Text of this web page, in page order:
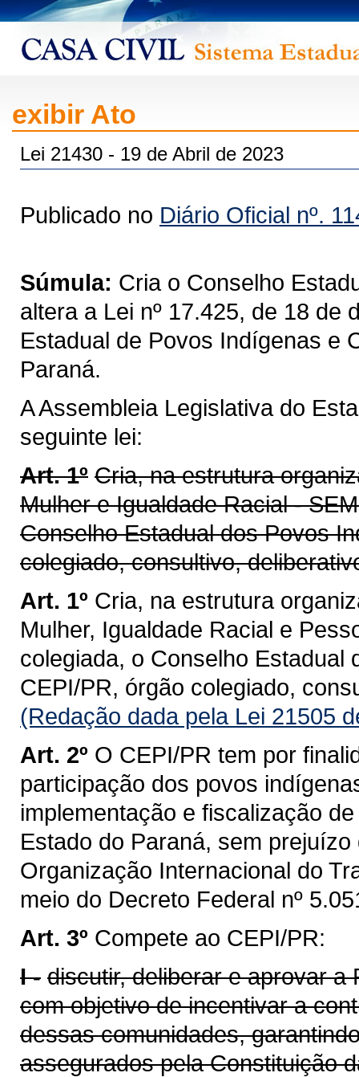
exibir Ato
Lei 21430 - 19 de Abril de 2023
Publicado no Diário Oficial nº.
Súmula: Cria o Conselho
altera a Lei nº 17.425, de 18 de
Estadual de Povos Indígenas e
Paraná.
A Assembleia Legislativa do
seguinte lei:
Art. 1º Cria, na estrutura
Mulher e Igualdade Racial -
Conselho Estadual dos Povos
colegiado, consultivo,
Art. 1º Cria, na estrutura
Mulher, Igualdade Racial e
colegiada, o Conselho
CEPI/PR, órgão colegiado,
(Redação dada pela Lei 21505
Art. 2º O CEPI/PR tem por
participação dos povos
implementação e fiscalização
Estado do Paraná, sem
Organização Internacional do
meio do Decreto Federal nº
Art. 3º Compete ao CEPI/PR:
I - discutir, deliberar e aprovar
com objetivo de incentivar a
dessas comunidades,
assegurados pela Constituição